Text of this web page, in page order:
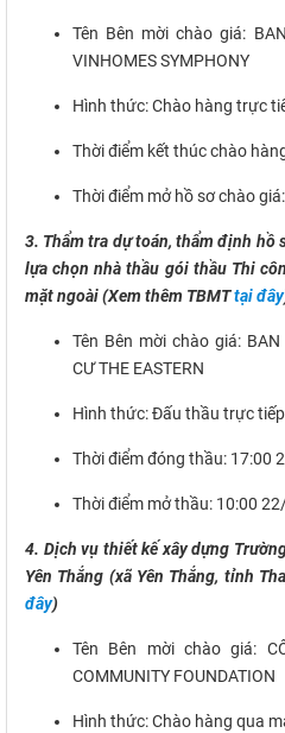
Tên Bên mời chào giá:
VINHOMES SYMPHONY
Hình thức: Chào hàng trực
Thời điểm kết thúc chào
Thời điểm mở hồ sơ chào
3. Thẩm tra dự toán, thẩm định hồ
lựa chọn nhà thầu gói thầu Thi
mặt ngoài (Xem thêm TBMTtại đây
Tên Bên mời chào giá: BAN
CƯ THE EASTERN
Hình thức: Đấu thầu trực
Thời điểm đóng thầu: 17:00
Thời điểm mở thầu: 10:00
4. Dịch vụ thiết kế xây dựng
Yên Thắng (xã Yên Thắng, tỉnh
đây)
Tên Bên mời chào giá:
COMMUNITY FOUNDATION
Hình thức: Chào hàng qua